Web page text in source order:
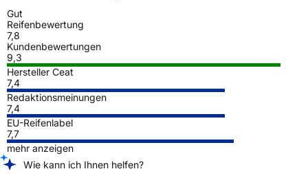
Gut
Reifenbewertung
7,8
Kundenbewertungen
9,3
Hersteller Ceat
7,4
Redaktionsmeinungen
7,4
EU-Reifenlabel
7,7
mehr anzeigen
Wie kann ich Ihnen helfen?